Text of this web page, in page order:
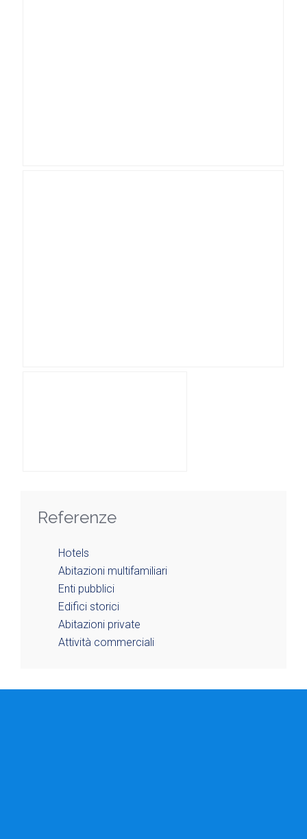
Referenze
Hotels
Abitazioni multifamiliari
Enti pubblici
Edifici storici
Abitazioni private
Attività commerciali